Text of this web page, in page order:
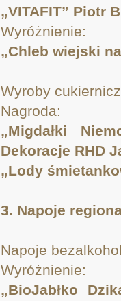
„VITAFIT” Piotr
Wyróżnienie:
„Chleb wiejski
Wyroby
Nagroda:
„Migdałki
Dekoracje RHD
„Lody
3. Napoje
Napoje
Wyróżnienie:
„BioJabłko